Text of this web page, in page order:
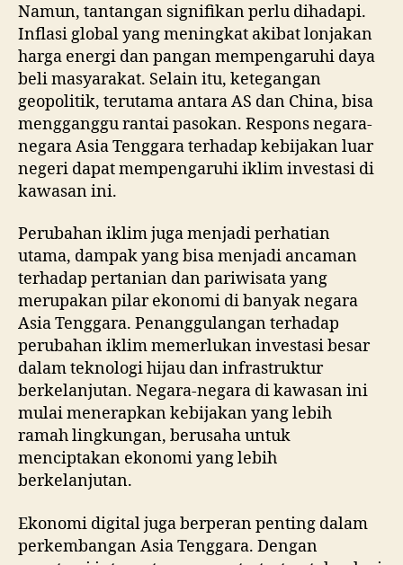
Namun, tantangan signifikan perlu dihadapi.
Inflasi global yang meningkat akibat lonjakan
harga energi dan pangan mempengaruhi daya
beli masyarakat. Selain itu, ketegangan
geopolitik, terutama antara AS dan China, bisa
mengganggu rantai pasokan. Respons negara-
negara Asia Tenggara terhadap kebijakan luar
negeri dapat mempengaruhi iklim investasi di
kawasan ini.
Perubahan iklim juga menjadi perhatian
utama, dampak yang bisa menjadi ancaman
terhadap pertanian dan pariwisata yang
merupakan pilar ekonomi di banyak negara
Asia Tenggara. Penanggulangan terhadap
perubahan iklim memerlukan investasi besar
dalam teknologi hijau dan infrastruktur
berkelanjutan. Negara-negara di kawasan ini
mulai menerapkan kebijakan yang lebih
ramah lingkungan, berusaha untuk
menciptakan ekonomi yang lebih
berkelanjutan.
Ekonomi digital juga berperan penting dalam
perkembangan Asia Tenggara. Dengan